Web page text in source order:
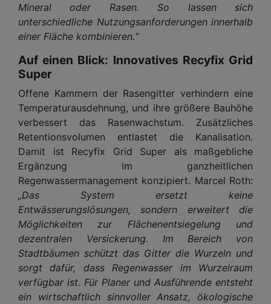
Mineral oder Rasen. So lassen sich
unterschiedliche Nutzungsanforderungen innerhalb
einer Fläche kombinieren.“
Auf einen Blick: Innovatives Recyfix Grid
Super
Offene Kammern der Rasengitter verhindern eine
Temperaturausdehnung, und ihre größere Bauhöhe
verbessert das Rasenwachstum. Zusätzliches
Retentionsvolumen entlastet die Kanalisation.
Damit ist Recyfix Grid Super als maßgebliche
Ergänzung im ganzheitlichen
Regenwassermanagement konzipiert. Marcel Roth:
„Das System ersetzt keine
Entwässerungslösungen, sondern erweitert die
Möglichkeiten zur Flächenentsiegelung und
dezentralen Versickerung. Im Bereich von
Stadtbäumen schützt das Gitter die Wurzeln und
sorgt dafür, dass Regenwasser im Wurzelraum
verfügbar ist. Für Planer und Ausführende entsteht
ein wirtschaftlich sinnvoller Ansatz, ökologische